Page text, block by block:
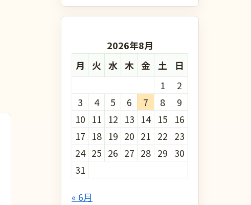
2026年8月
月
火 水 木 金 土
日
1
2
3
4 5 6 7 8
9
10 11 12 13 14 15
16
17 18 19 20 21 22 23
24 25 26 27 28 29 30
31
« 6月